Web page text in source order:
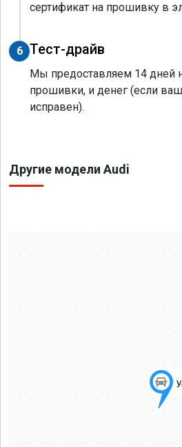
сертификат на прошивку в
6 Тест-драйв
Мы предоставляем 14 дней
прошивки, и денег (если
исправен).
Другие модели Audi